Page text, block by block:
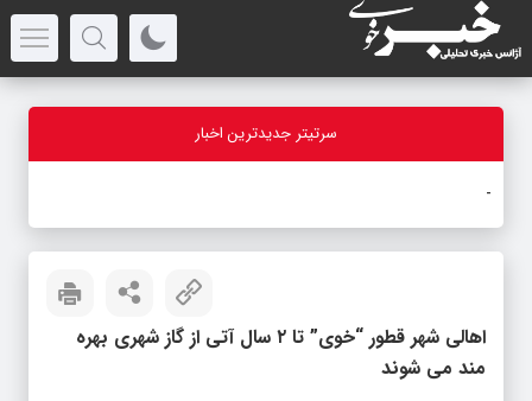
سرتیتر جدیدترین اخبار
بازدی
اهالی شهر قطور “خوی” تا ۲ سال آتی از گاز شهری بهره
مند می شوند